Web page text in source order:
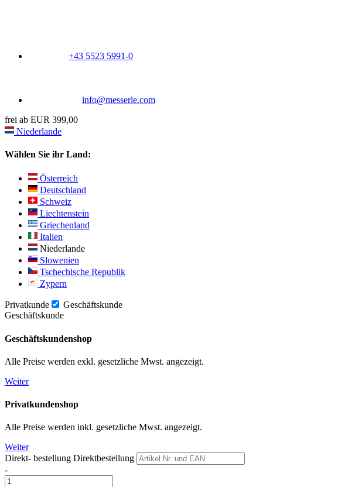
+43 5523 5991-0
info@messerle.com
frei ab EUR 399,00
Niederlande
Wählen Sie ihr Land:
Österreich
Deutschland
Schweiz
Liechtenstein
Griechenland
Italien
Niederlande
Slowenien
Tschechische Republik
Zypern
Privatkunde
Geschäftskunde
Geschäftskunde
Geschäftskundenshop
Alle Preise werden exkl. gesetzliche Mwst. angezeigt.
Weiter
Privatkundenshop
Alle Preise werden inkl. gesetzliche Mwst. angezeigt.
Weiter
Direkt- bestellung Direktbestellung
-